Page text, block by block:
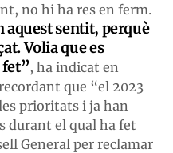
no hi ha res en ferm.
aquest sentit, perquè
Volia que es
fet”, ha indicat en
que “el 2023
prioritats i ja han
durant el qual ha fet
General per reclamar